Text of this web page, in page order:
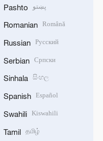
Pashto پښتو
Romanian Română
Russian Русский
Serbian Српски
Sinhala සිංහල
Spanish Español
Swahili Kiswahili
Tamil தமிழ்